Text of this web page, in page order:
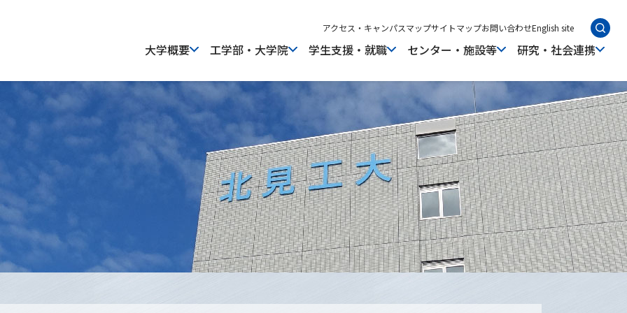
大学概要 工学部・大学院 学生支援・就職 センター・施設等 研究・社会連携
アクセス・キャンパスマップサイトマップお問い合わせEnglish site